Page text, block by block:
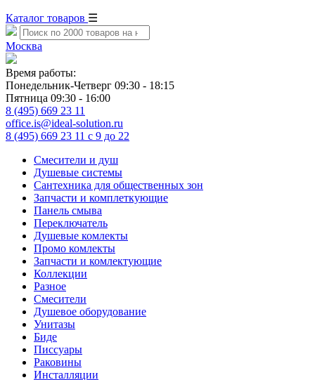
Каталог товаров ☰
Москва
Время работы:
Понедельник-Четверг 09:30 - 18:15
Пятница 09:30 - 16:00
8 (495) 669 23 11
office.is@ideal-solution.ru
8 (495) 669 23 11 с 9 до 22
Смесители и душ
Душевые системы
Сантехника для общественных зон
Запчасти и комплеткующие
Панель смыва
Переключатель
Душевые комлекты
Промо комлекты
Запчасти и комлектующие
Коллекции
Разное
Смесители
Душевое оборудование
Унитазы
Биде
Писсуары
Раковины
Инсталляции